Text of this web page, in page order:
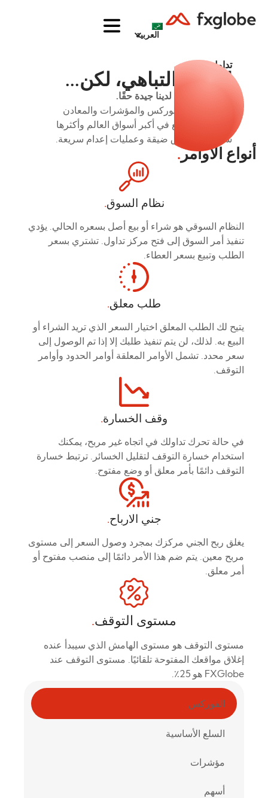
العربية
تداول
لا نحب التباهي، لكن...
ظروف التداول لدينا جيدة حقًا.
الوصول إلى الفوركس والمؤشرات والمعادن
والأسهم والسلع في أكبر أسواق العالم وأكثرها
سيولة مع فروق ضيقة وعمليات إعدام سريعة.
أنواع الأوامر.
نظام السوق.
النظام السوقي هو شراء أو بيع أصل بسعره الحالي. يؤدي
تنفيذ أمر السوق إلى فتح مركز تداول. تشتري بسعر
الطلب وتبيع بسعر العطاء.
طلب معلق.
يتيح لك الطلب المعلق اختيار السعر الذي تريد الشراء أو
البيع به. لذلك، لن يتم تنفيذ طلبك إلا إذا تم الوصول إلى
سعر محدد. تشمل الأوامر المعلقة أوامر الحدود وأوامر
التوقف.
وقف الخسارة.
في حالة تحرك تداولك في اتجاه غير مربح، يمكنك
استخدام خسارة التوقف لتقليل الخسائر. ترتبط خسارة
التوقف دائمًا بأمر معلق أو وضع مفتوح.
جني الارباح.
يغلق ربح الجني مركزك بمجرد وصول السعر إلى مستوى
مربح معين. يتم ضم هذا الأمر دائمًا إلى منصب مفتوح أو
أمر معلق.
مستوى التوقف.
مستوى التوقف هو مستوى الهامش الذي سيبدأ عنده
إغلاق مواقعك المفتوحة تلقائيًا. مستوى التوقف عند
FXGlobe هو 25٪.
الفوركس
السلع الأساسية
مؤشرات
أسهم